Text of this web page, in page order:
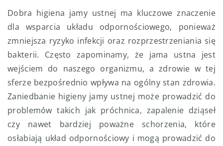
Dobra higiena jamy ustnej ma kluczowe znaczenie
dla wsparcia układu odpornościowego, ponieważ
zmniejsza ryzyko infekcji oraz rozprzestrzeniania się
bakterii. Często zapominamy, że jama ustna jest
wejściem do naszego organizmu, a zdrowie w tej
sferze bezpośrednio wpływa na ogólny stan zdrowia.
Zaniedbanie higieny jamy ustnej może prowadzić do
problemów takich jak próchnica, zapalenie dziąseł
czy nawet bardziej poważne schorzenia, które
osłabiają układ odpornościowy i mogą prowadzić do